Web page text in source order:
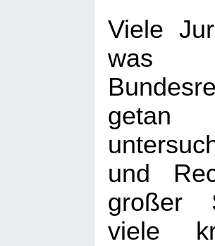
Viele
und
großer
viele